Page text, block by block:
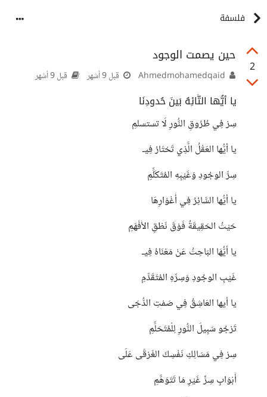
فلسفة
2
حين يصمت الوجود
قبل 9 أشهر قبل 9 أشهر
يا أيُّها التَّائِهُ بَينَ حُدودِنَا
سِرْ فِي طُرُوقِ النُّورِ لَا تستسلمِ
يا أيُّها العَقْلُ الَّذِي تَحْتَارُ فِيـ
سِرِّ الوجُودِ وَغَيْبِهِ المُتَكَلِّمِ
يا أيُّها السَّائِرُ فِي أَغْوَارِهَا
حَيْثُ الحَقِيقَةُ فَوْقَ نَطْقِ الأَفْهَمِ
يا أيُّهَا البَاحِثُ عَنْ مَعْنَاهُ فِيـ
غَيْبِ الوجُودِ وَسِرِّهِ المُتَقَدِّمِ
يا أيها العَاشِقُ فِي صَمْتِ الدُّجَى
تَرْجُو سَبِيلَ النُّورِ لِلْمُتَحَلِّمِ
سِرْ فِي مَسَالِكِ نَفْسِكَ الغَرْقَى عَلَى
أَبْوَابِ سِرٍّ غَيْرِ مَا تَتَوَهَّمِ